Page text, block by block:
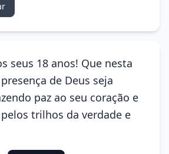
seus 18 anos! Que nesta
de Deus seja
paz ao seu coração e
trilhos da verdade e